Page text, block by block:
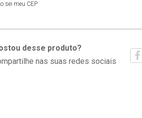
sei meu CEP
desse produto?
nas suas redes sociais